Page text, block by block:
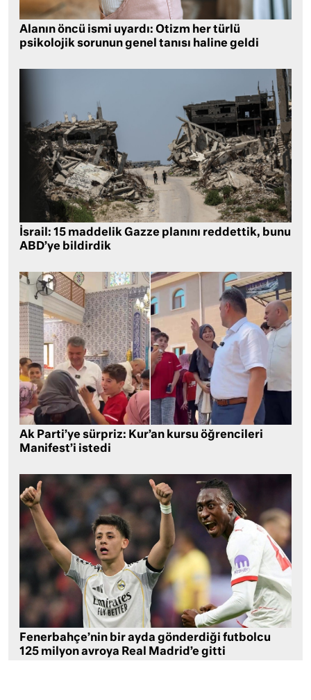
Alanın öncü ismi uyardı: Otizm her türlü
psikolojik sorunun genel tanısı haline geldi
İsrail: 15 maddelik Gazze planını reddettik, bunu
ABD’ye bildirdik
Ak Parti’ye sürpriz: Kur’an kursu öğrencileri
Manifest’i istedi
Fenerbahçe’nin bir ayda gönderdiği futbolcu
125 milyon avroya Real Madrid’e gitti